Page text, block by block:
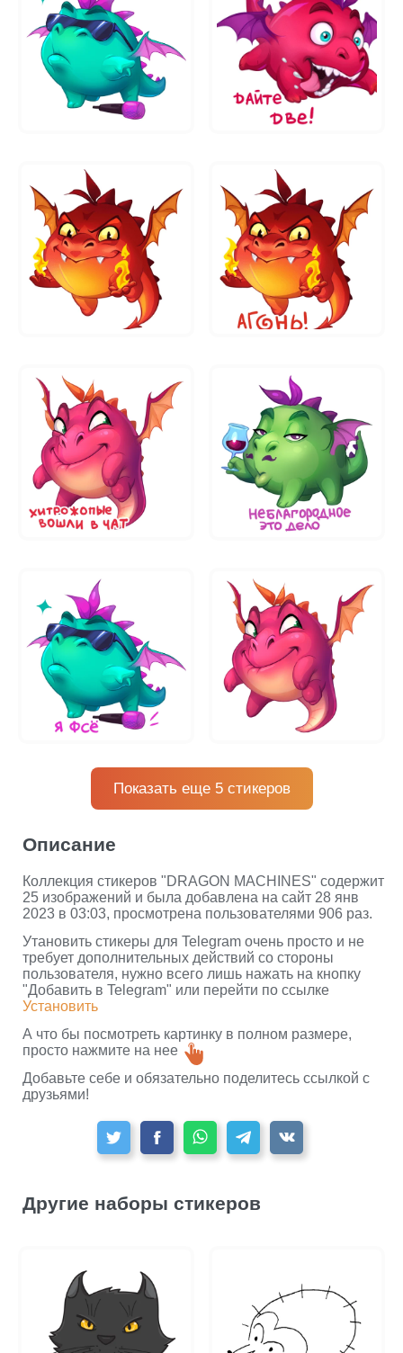
Показать еще 5 стикеров
Описание
Коллекция стикеров "DRAGON MACHINES" содержит
25 изображений и была добавлена на сайт 28 янв
2023 в 03:03, просмотрена пользователями 906 раз.
Утановить стикеры для Telegram очень просто и не
требует дополнительных действий со стороны
пользователя, нужно всего лишь нажать на кнопку
"Добавить в Telegram" или перейти по ссылке
Установить
А что бы посмотреть картинку в полном размере,
просто нажмите на нее
Добавьте себе и обязательно поделитесь ссылкой с
друзьями!
Другие наборы стикеров